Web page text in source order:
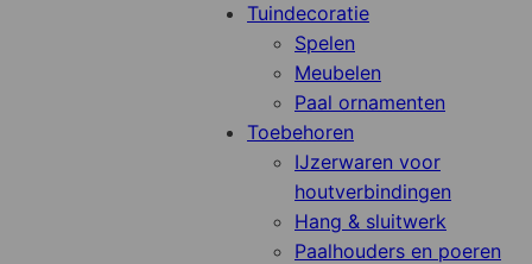
Tuindecoratie
Spelen
Meubelen
Paal ornamenten
Toebehoren
IJzerwaren voor
houtverbindingen
Hang & sluitwerk
Paalhouders en poeren